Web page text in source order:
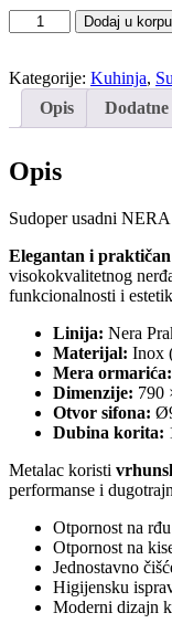
Sudoper
usadni
PRAKTIK
2D
Metalac
Dodaj u korpu
Kategorije: Kuhinja,
Opis
Opis
Sudoper usadni
Elegantan i
visokokvalitetnog
funkcionalnosti i
Linija: Nera
Materijal: Inox
Mera ormarića:
Dimenzije: 790
Otvor sifona:
Dubina korita:
Metalac koristi
performanse i
Otpornost na
Otpornost na
Jednostavno
Higijensku
Moderni dizajn